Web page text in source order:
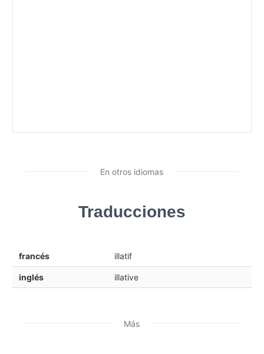
En otros idiomas
Traducciones
francés illatif
inglés illative
Más